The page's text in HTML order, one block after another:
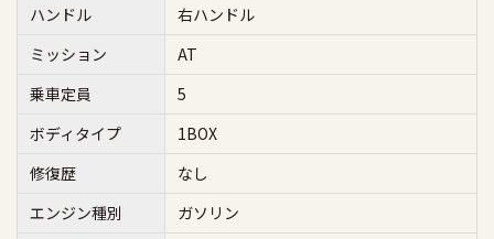
ハンドル
右ハンドル
ミッション
AT
乗車定員
5
ボディタイプ
1BOX
修復歴
なし
エンジン種別
ガソリン